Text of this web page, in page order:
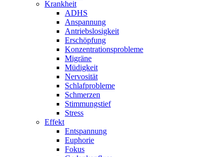
Krankheit
ADHS
Anspannung
Antriebslosigkeit
Erschöpfung
Konzentrationsprobleme
Migräne
Müdigkeit
Nervosität
Schlafprobleme
Schmerzen
Stimmungstief
Stress
Effekt
Entspannung
Euphorie
Fokus